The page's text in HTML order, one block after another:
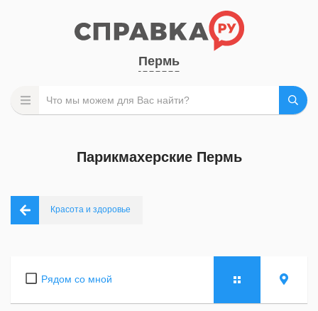
Пермь
Парикмахерские Пермь
Красота и здоровье
Рядом со мной